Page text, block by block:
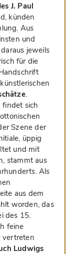
J. Paul
künden
Aus
und
jeweils
für die
.
findet sich
Szene der
üppig
und mit
stammt aus
Als
aus dem
worden, das
des 15.
feine
vertreten
Ludwigs